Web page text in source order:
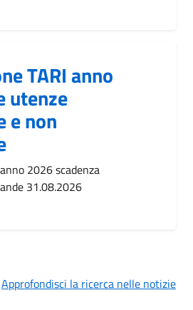
TARI anno
utenze
e non
2026 scadenza
31.08.2026
Approfondisci la ricerca nelle notizie